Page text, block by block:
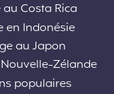
Costa Rica
en Indonésie
au Japon
Zélande
populaires